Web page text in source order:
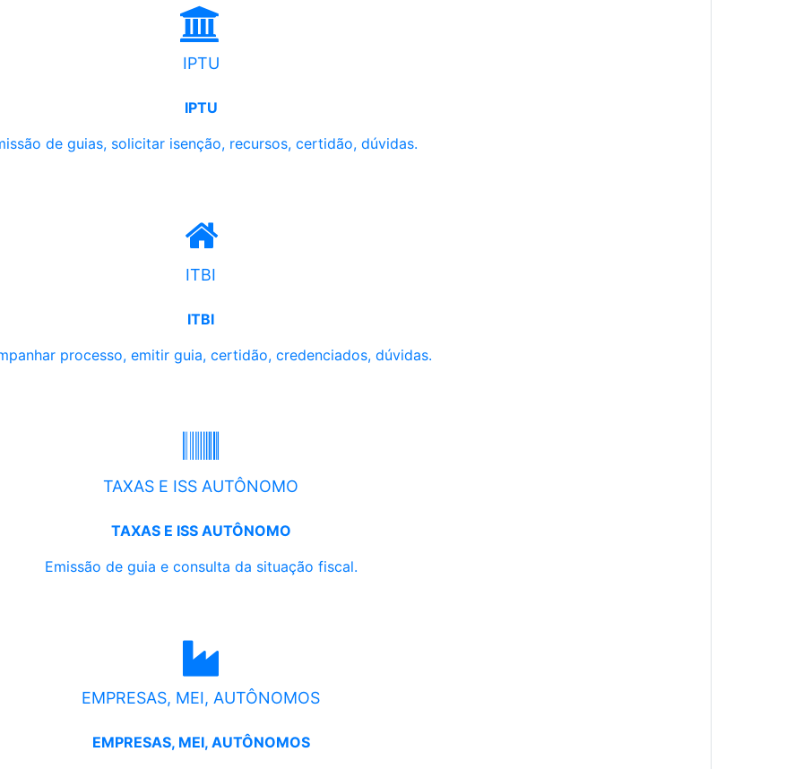
IPTU
IPTU
de guias, solicitar isenção, recursos, certidão, dúvidas.
ITBI
ITBI
processo, emitir guia, certidão, credenciados, dúvidas.
TAXAS E ISS AUTÔNOMO
TAXAS E ISS AUTÔNOMO
Emissão de guia e consulta da situação fiscal.
EMPRESAS, MEI, AUTÔNOMOS
EMPRESAS, MEI, AUTÔNOMOS